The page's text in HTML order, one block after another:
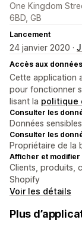
One Kingdom
6BD, GB
Lancement
24 janvier 2020 ·
Accès aux données
Cette application
pour fonctionner
lisant la politique
Consulter les
Données
Consulter les
Propriétaire de la
Afficher et modifier
Clients, produits,
Shopify
Voir les détails
Plus